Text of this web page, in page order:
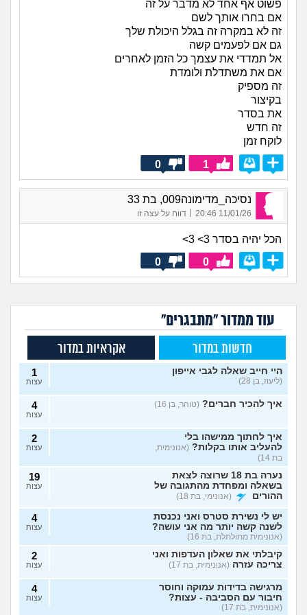
פשוט אף אחד לא מדבר על זה
אם בחרו אותך לשם
זה לא במקרה זה בגלל היכולת שלך
גם אם לפעמים קשה
אל תמדדי את עצמך כל הזמן לאחרים
אם את משתדלת ולומדת
זה מספיק
בקיצור
את בסדר
זה חדש
לוקח זמן
1
0
נסיכה_מדימונה009, בת 33
11/01/26 20:46
| דווח על עצה זו
הכל יהיה בסדר 3> 3>
0
0
עוד ממדור "מתבגרים"
חדשות במדור אקראיות במדור
היי חייב שאלה לגבי אייפון
(ליעוז, בן 28)
1
עצות
איך להכיר חברים? (טוהר, בן 16) 4
עצות
איך לחתוך ממישהו בלי
להעליב אותו בקלות? (אנונימית,
בת 14)
2
עצות
נערה בת 18 שרוצה לצאת
בשאלה ומפחדת מהתגובה של
ההורים
(אנונימי, בת 18)
19
עצות
יש לי נשירת סטרס ואני נכנסת
לשנה קשה יותר מה אני עושה?
(אנונימית מתולתלת, בת 16)
4
עצות
קיבלתי את שאלון העדפות ואני
צריכה עזרה (אנונימית, בת 17)
2
עצות
מרגישה בדידות עמוקה וחוסר
חיבור עם הסביבה - עצות?
(אנונימית, בת 17)
4
עצות